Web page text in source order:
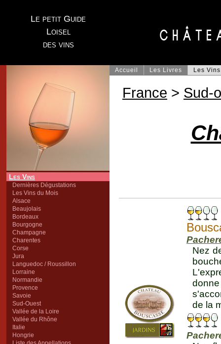
Le petit Guide
Loisel
des vins
Les Vins
Dernières Dégustations
Les Vins du Mois
Alsace
Beaujolais
Bordeaux
Bourgogne
Champagne
Charentes
Corse
Jura
Languedoc / Roussillon
Lorraine
Normandie
Provence
Savoie
Sud-Ouest
Vallée de la Loire
Vallée du Rhône
Italie
Hongrie
Accueil Les Livres Les Vins
France > Sud-
Nez
de la